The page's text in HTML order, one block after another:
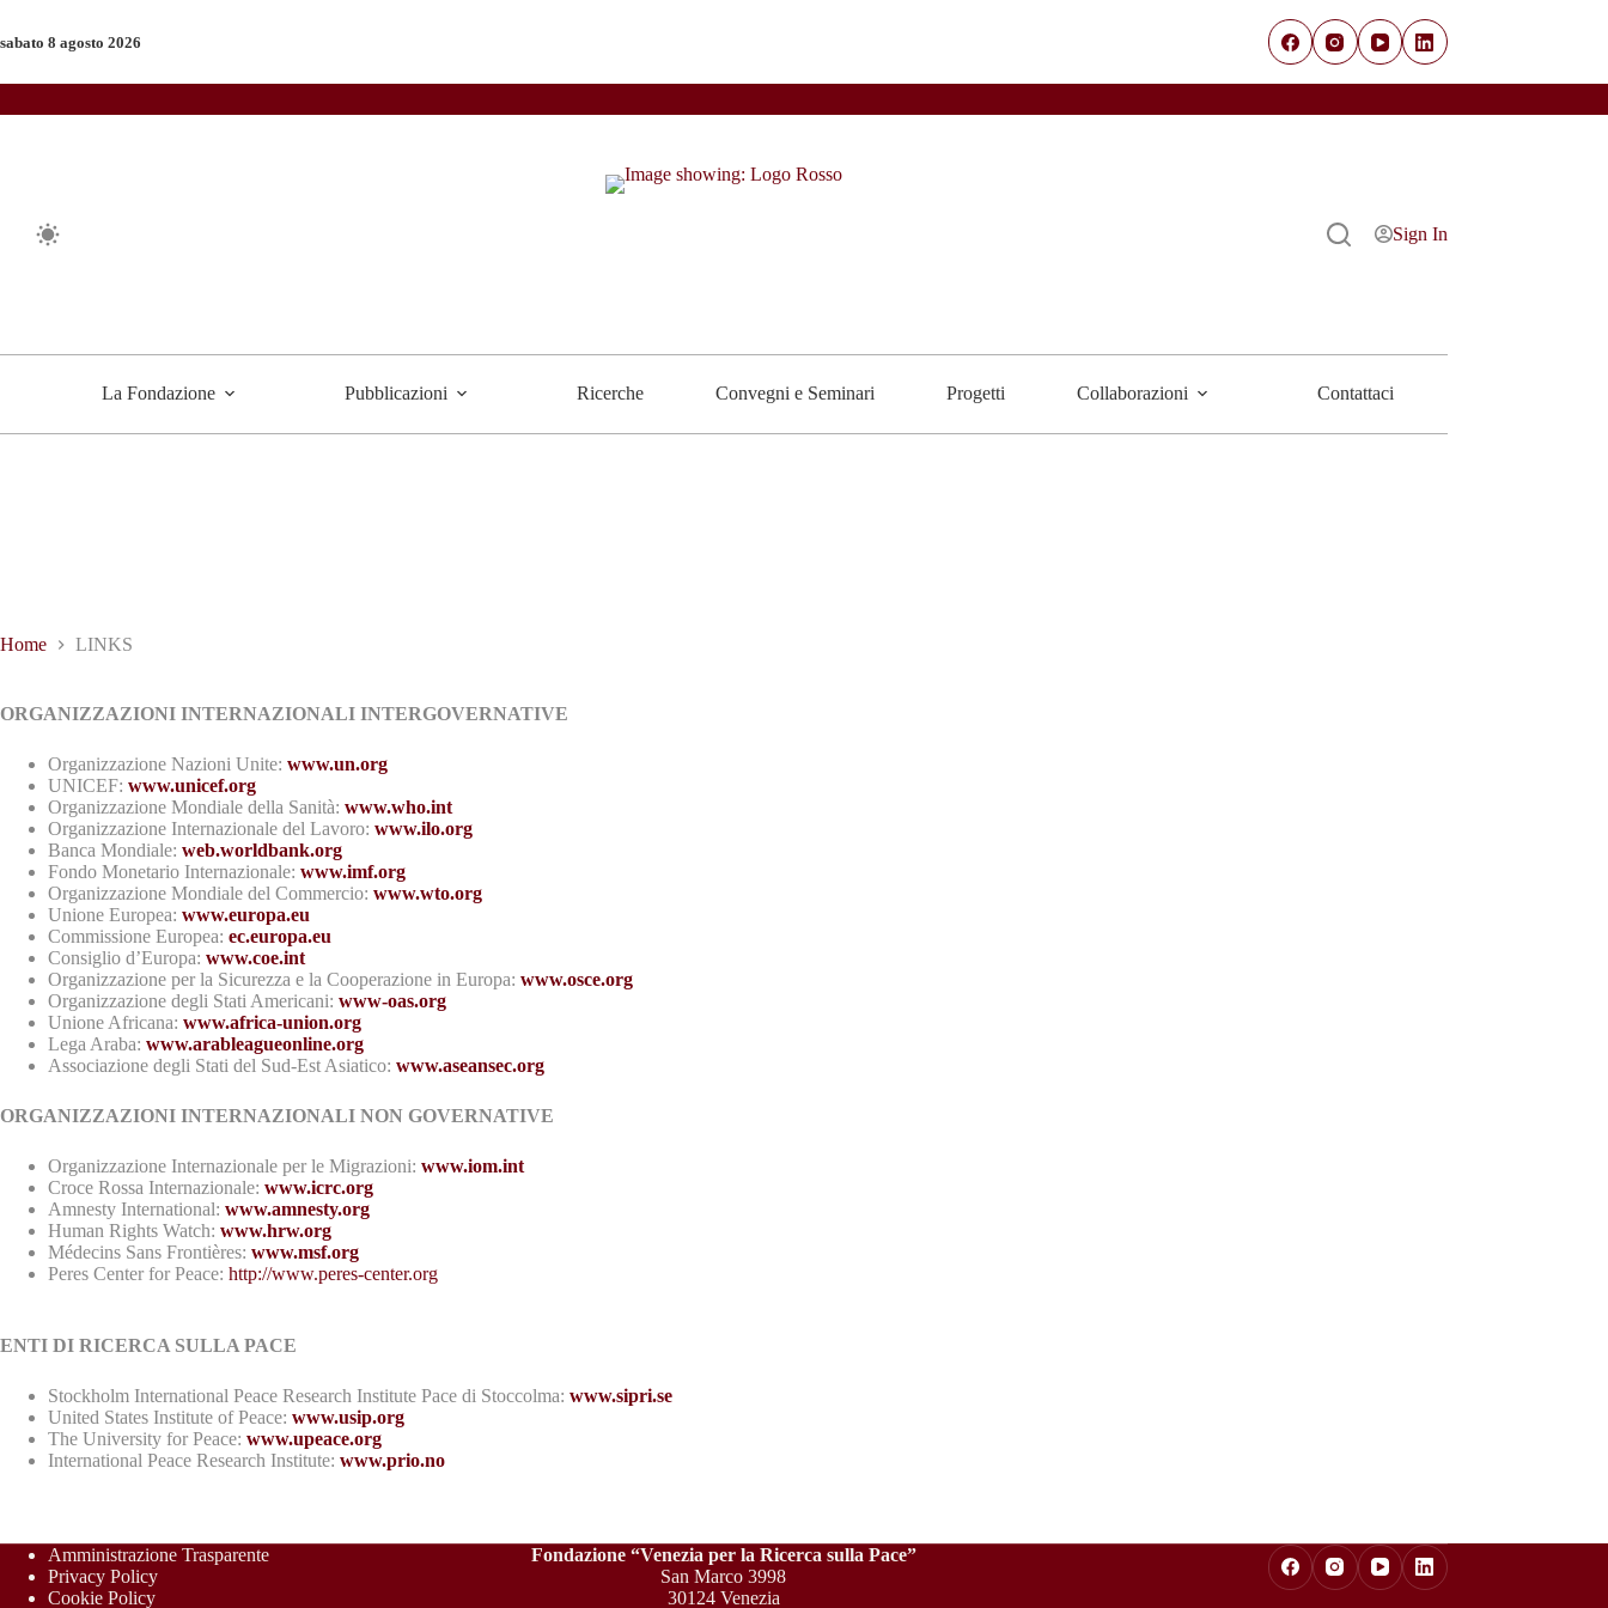
contenuto
sabato 8 agosto 2026
Sign In
La Fondazione Pubblicazioni Ricerche Convegni e Seminari Progetti Collaborazioni Contattaci
Home LINKS
ORGANIZZAZIONI INTERNAZIONALI INTERGOVERNATIVE
Organizzazione Nazioni Unite: www.un.org
UNICEF: www.unicef.org
Organizzazione Mondiale della Sanità: www.who.int
Organizzazione Internazionale del Lavoro: www.ilo.org
Banca Mondiale: web.worldbank.org
Fondo Monetario Internazionale: www.imf.org
Organizzazione Mondiale del Commercio: www.wto.org
Unione Europea: www.europa.eu
Commissione Europea: ec.europa.eu
Consiglio d’Europa: www.coe.int
Organizzazione per la Sicurezza e la Cooperazione in Europa: www.osce.org
Organizzazione degli Stati Americani: www-oas.org
Unione Africana: www.africa-union.org
Lega Araba: www.arableagueonline.org
Associazione degli Stati del Sud-Est Asiatico: www.aseansec.org
ORGANIZZAZIONI INTERNAZIONALI NON GOVERNATIVE
Organizzazione Internazionale per le Migrazioni: www.iom.int
Croce Rossa Internazionale: www.icrc.org
Amnesty International: www.amnesty.org
Human Rights Watch: www.hrw.org
Médecins Sans Frontières: www.msf.org
Peres Center for Peace: http://www.peres-center.org
ENTI DI RICERCA SULLA PACE
Stockholm International Peace Research Institute Pace di Stoccolma: www.sipri.se
United States Institute of Peace: www.usip.org
The University for Peace: www.upeace.org
International Peace Research Institute: www.prio.no
Amministrazione Trasparente
Privacy Policy
Cookie Policy
Fondazione “Venezia per la Ricerca sulla Pace”
San Marco 3998
30124 Venezia